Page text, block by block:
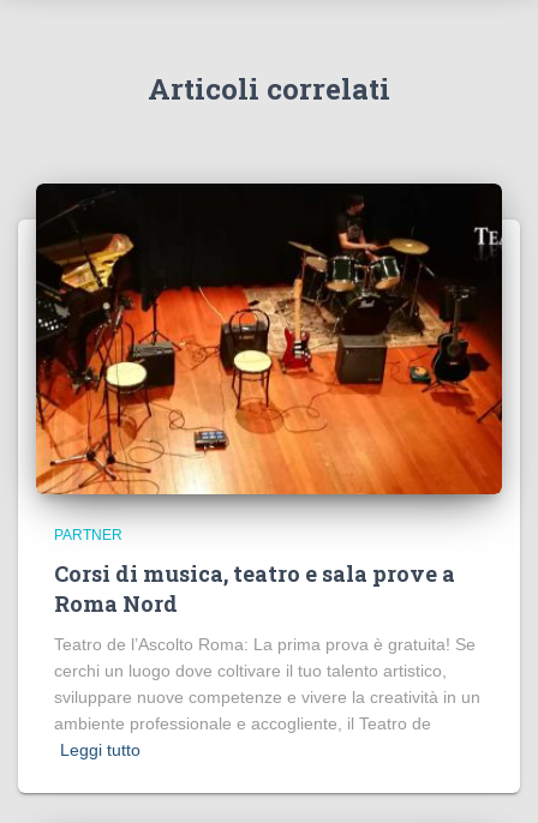
Articoli correlati
PARTNER
Corsi di musica, teatro e sala prove a
Roma Nord
Teatro de l’Ascolto Roma: La prima prova è gratuita! Se
cerchi un luogo dove coltivare il tuo talento artistico,
sviluppare nuove competenze e vivere la creatività in un
ambiente professionale e accogliente, il Teatro de
Leggi tutto